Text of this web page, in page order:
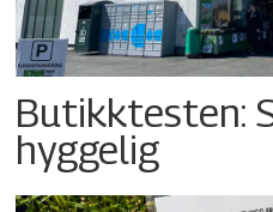
Butikktesten:
hyggelig